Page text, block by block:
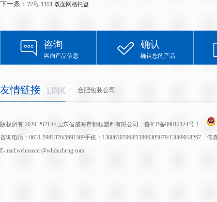
下一条： 72号-1313-双面网格托盘
咨询
咨询产品信息
确认
确认您的产品
友情链接 合肥包装公司
版权所有 2020-2021 © 山东省威海市都程塑料有限公司 鲁ICP备09012124号-1
咨询电话：0631-5981370/5991569手机：13806307068/13806305879/13869018267
E-mail:webmaster@whducheng.com